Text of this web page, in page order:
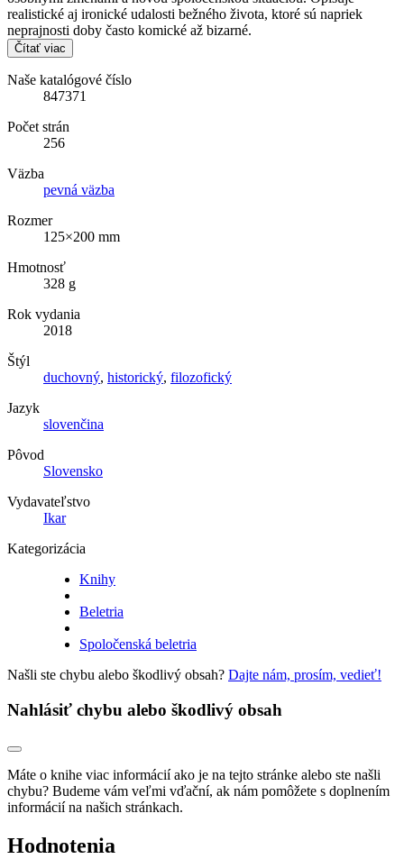
realistické aj ironické udalosti bežného života, ktoré sú napriek
neprajnosti doby často komické až bizarné.
Čítať viac
Naše katalógové číslo
847371
Počet strán
256
Väzba
pevná väzba
Rozmer
125×200 mm
Hmotnosť
328 g
Rok vydania
2018
Štýl
duchovný, historický, filozofický
Jazyk
slovenčina
Pôvod
Slovensko
Vydavateľstvo
Ikar
Kategorizácia
Knihy
Beletria
Spoločenská beletria
Našli ste chybu alebo škodlivý obsah? Dajte nám, prosím, vedieť!
Nahlásiť chybu alebo škodlivý obsah
Máte o knihe viac informácií ako je na tejto stránke alebo ste našli
chybu? Budeme vám veľmi vďační, ak nám pomôžete s doplnením
informácií na našich stránkach.
Hodnotenia